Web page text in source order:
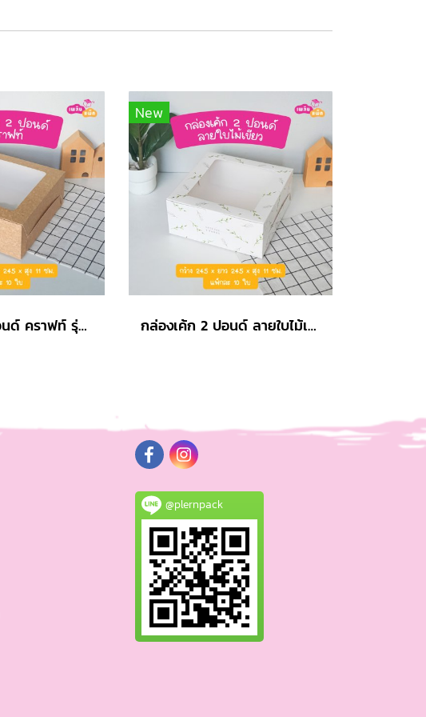
กล่องเค้ก 2 ปอนด์ คราฟท์ รุ่น EASY
New
กล่องเค้ก 2 ปอนด์ ลายใบไม้เขียว รุ่น EASY
@plernpack